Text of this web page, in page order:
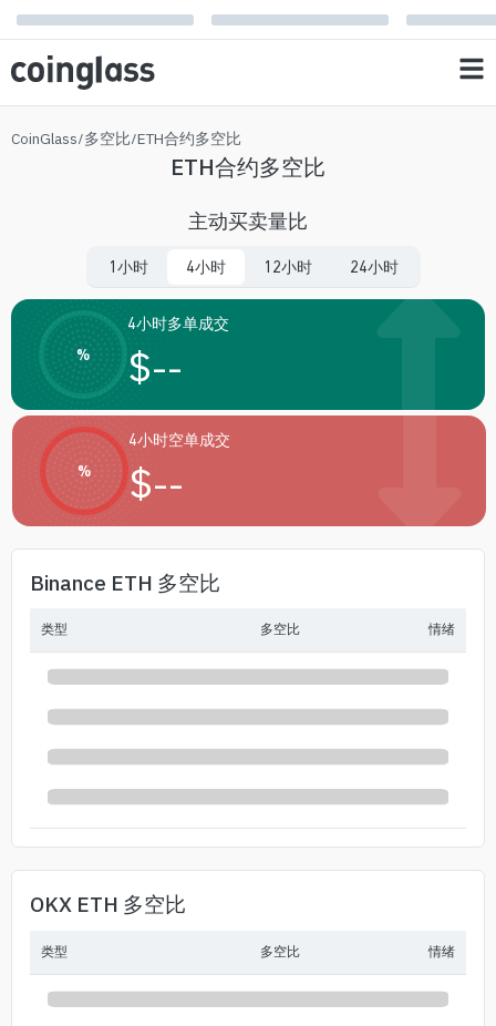
CoinGlass/多空比/ETH合约多空比
ETH合约多空比
主动买卖量比
1小时 4小时 12小时 24小时
%
4小时多单成交
$--
%
4小时空单成交
$--
Binance ETH 多空比
类型 多空比 情绪
OKX ETH 多空比
类型 多空比 情绪